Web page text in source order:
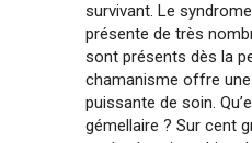
survivant. Le
présente de très
sont présents dès la
chamanisme offre
puissante de soin.
gémellaire ? Sur cent